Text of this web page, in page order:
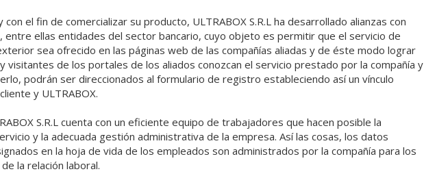
con el fin de comercializar su producto, ULTRABOX S.R.L ha desarrollado alianzas con
entre ellas entidades del sector bancario, cuyo objeto es permitir que el servicio de
sea ofrecido en las páginas web de las compañías aliadas y de éste modo lograr
visitantes de los portales de los aliados conozcan el servicio prestado por la compañía y
podrán ser direccionados al formulario de registro estableciendo así un vínculo
y ULTRABOX.
S.R.L cuenta con un eficiente equipo de trabajadores que hacen posible la
y la adecuada gestión administrativa de la empresa. Así las cosas, los datos
en la hoja de vida de los empleados son administrados por la compañía para los
la relación laboral.